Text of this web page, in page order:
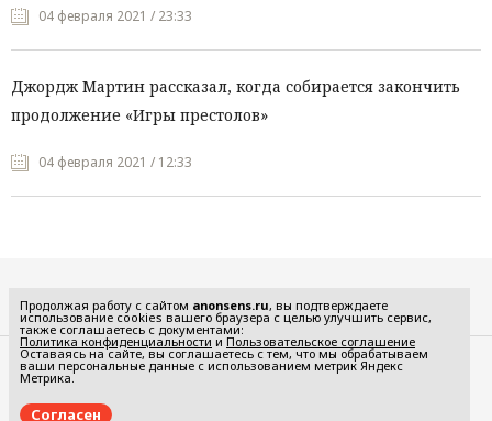
04 февраля 2021 / 23:33
Джордж Мартин рассказал, когда собирается закончить
продолжение «Игры престолов»
04 февраля 2021 / 12:33
Редакция
Реклама
Продолжая работу с сайтом anonsens.ru, вы подтверждаете
использование cookies вашего браузера с целью улучшить сервис,
также соглашаетесь с документами:
Политика конфиденциальности и Пользовательское соглашение
Оставаясь на сайте, вы соглашаетесь с тем, что мы обрабатываем
ваши персональные данные с использованием метрик Яндекс
Метрика.
Согласен